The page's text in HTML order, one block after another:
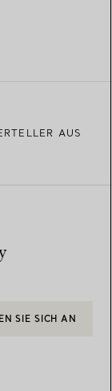
AUS
SIE SICH AN